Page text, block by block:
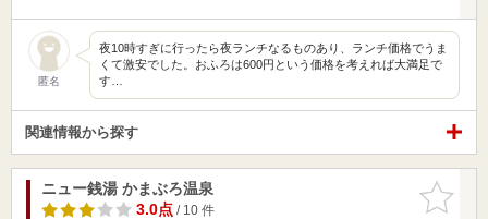
匿名
夜10時すぎに行ったら夜ランチなるものあり、ランチ価格でうま
くて激安でした。おふろは600円という価格を考えれば大満足で
す…
関連情報から探す
お気に入
りに追加
ニュー銭湯 かまぶろ温泉
3.0点/ 10 件